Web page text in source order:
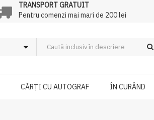
TRANSPORT GRATUIT
Pentru comenzi mai mari de 200 lei
CĂRȚI CU AUTOGRAF ÎN CURÂND